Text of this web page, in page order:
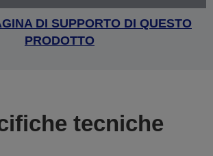
DI SUPPORTO DI QUESTO
PRODOTTO
tecniche